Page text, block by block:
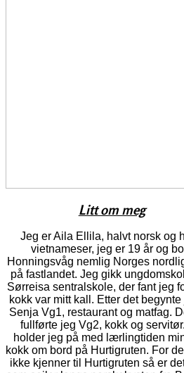
Litt om meg
Jeg er Aila Ellila, halvt norsk og
vietnameser, jeg er 19 år og
Honningsvåg nemlig Norges
på fastlandet. Jeg gikk
Sørreisa sentralskole, der fant jeg
kokk var mitt kall. Etter det
Senja Vg1, restaurant og matfag.
fullførte jeg Vg2, kokk og
holder jeg på med lærlingtiden
kokk om bord på Hurtigruten. For
ikke kjenner til Hurtigruten så er